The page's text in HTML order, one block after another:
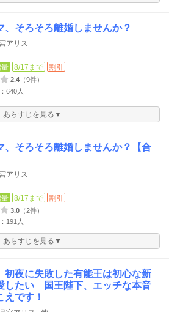
、そろそろ離婚しませんか？
アリス
8/17まで 割引
2.4 （9件）
640人
あらすじを見る▼
、そろそろ離婚しませんか？【合
アリス
8/17まで 割引
3.0 （2件）
191人
あらすじを見る▼
初夜に失敗した有能王は初心な新
したい 国王陛下、エッチな本音
えです！